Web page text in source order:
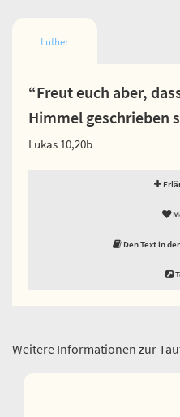
Luther
“Freut euch aber,
Himmel geschrieben
Lukas 10,20b
Den Text in
Weitere Informationen zur